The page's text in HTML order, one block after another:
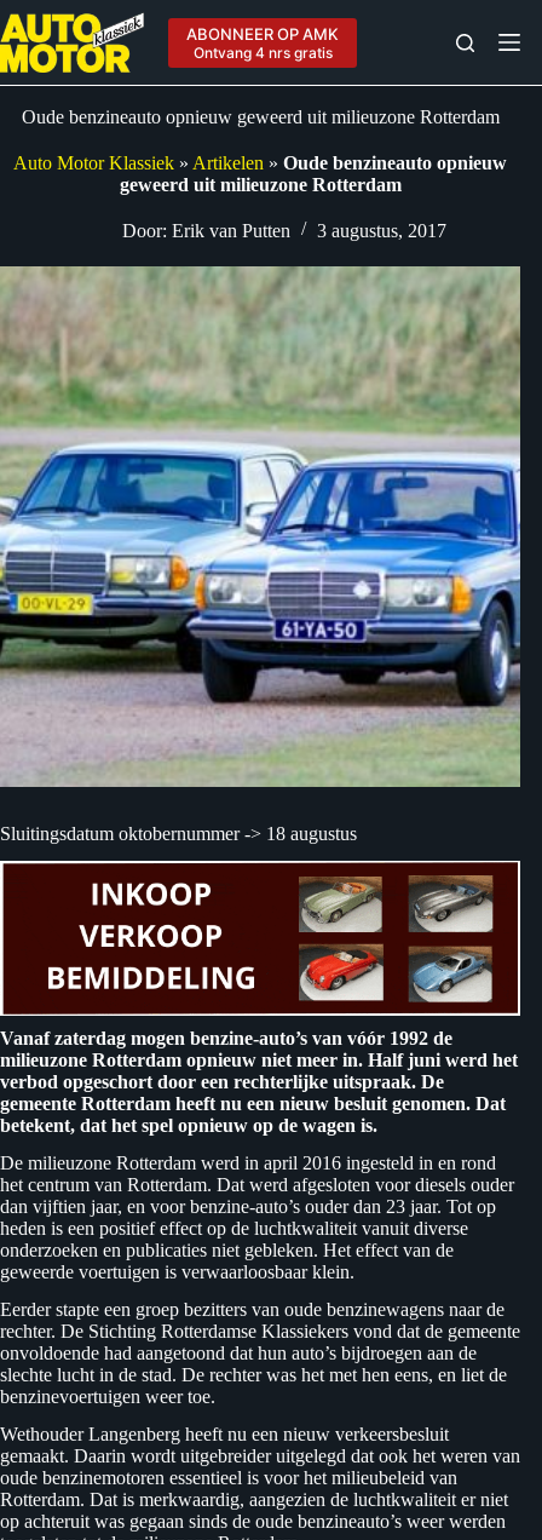
Ga
naar
de
inhoud
ABONNEER OP AMK
Ontvang 4 nrs gratis
Oude benzineauto opnieuw geweerd uit milieuzone Rotterdam
Auto Motor Klassiek » Artikelen »Oude benzineauto opnieuw
geweerd uit milieuzone Rotterdam
Door: Erik van Putten 3 augustus, 2017
Sluitingsdatum oktobernummer -> 18 augustus
Vanaf zaterdag mogen benzine-auto’s van vóór 1992 de
milieuzone Rotterdam opnieuw niet meer in. Half juni werd het
verbod opgeschort door een rechterlijke uitspraak. De
gemeente Rotterdam heeft nu een nieuw besluit genomen. Dat
betekent, dat het spel opnieuw op de wagen is.
De milieuzone Rotterdam werd in april 2016 ingesteld in en rond
het centrum van Rotterdam. Dat werd afgesloten voor diesels ouder
dan vijftien jaar, en voor benzine-auto’s ouder dan 23 jaar. Tot op
heden is een positief effect op de luchtkwaliteit vanuit diverse
onderzoeken en publicaties niet gebleken. Het effect van de
geweerde voertuigen is verwaarloosbaar klein.
Eerder stapte een groep bezitters van oude benzinewagens naar de
rechter. De Stichting Rotterdamse Klassiekers vond dat de gemeente
onvoldoende had aangetoond dat hun auto’s bijdroegen aan de
slechte lucht in de stad. De rechter was het met hen eens, en liet de
benzinevoertuigen weer toe.
Wethouder Langenberg heeft nu een nieuw verkeersbesluit
gemaakt. Daarin wordt uitgebreider uitgelegd dat ook het weren van
oude benzinemotoren essentieel is voor het milieubeleid van
Rotterdam. Dat is merkwaardig, aangezien de luchtkwaliteit er niet
op achteruit was gegaan sinds de oude benzineauto’s weer werden